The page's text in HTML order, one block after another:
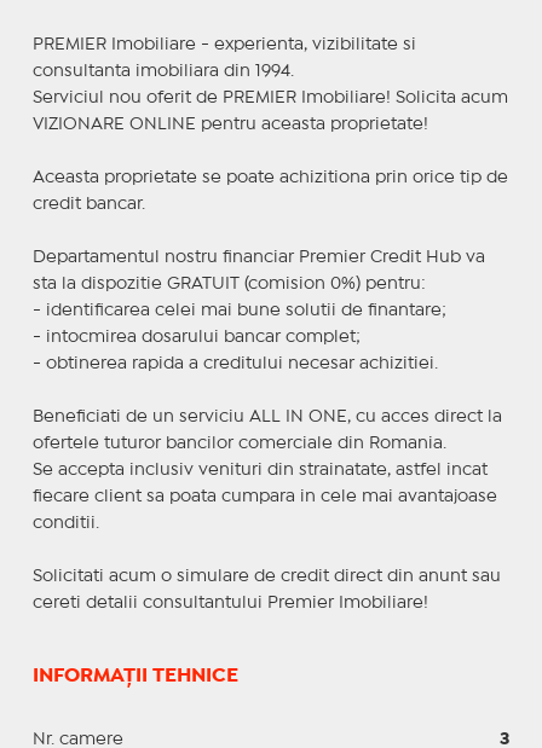
PREMIER Imobiliare - experienta, vizibilitate si
consultanta imobiliara din 1994.
Serviciul nou oferit de PREMIER Imobiliare! Solicita acum
VIZIONARE ONLINE pentru aceasta proprietate!
Aceasta proprietate se poate achizitiona prin orice tip de
credit bancar.
Departamentul nostru financiar Premier Credit Hub va
sta la dispozitie GRATUIT (comision 0%) pentru:
- identificarea celei mai bune solutii de finantare;
- intocmirea dosarului bancar complet;
- obtinerea rapida a creditului necesar achizitiei.
Beneficiati de un serviciu ALL IN ONE, cu acces direct la
ofertele tuturor bancilor comerciale din Romania.
Se accepta inclusiv venituri din strainatate, astfel incat
fiecare client sa poata cumpara in cele mai avantajoase
conditii.
Solicitati acum o simulare de credit direct din anunt sau
cereti detalii consultantului Premier Imobiliare!
INFORMAȚII TEHNICE
Nr. camere 3